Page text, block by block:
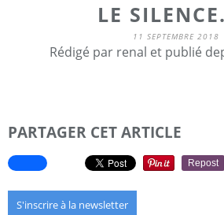
LE
11 SEPTEMBRE 2018
Rédigé par renal et publié
PARTAGER CET ARTICLE
Repost
S'inscrire à la newsletter